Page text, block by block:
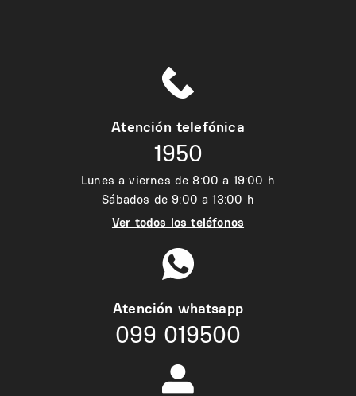
Atención telefónica
1950
Lunes a viernes de 8:00 a 19:00 h
Sábados de 9:00 a 13:00 h
Ver todos los teléfonos
Atención whatsapp
099 019500